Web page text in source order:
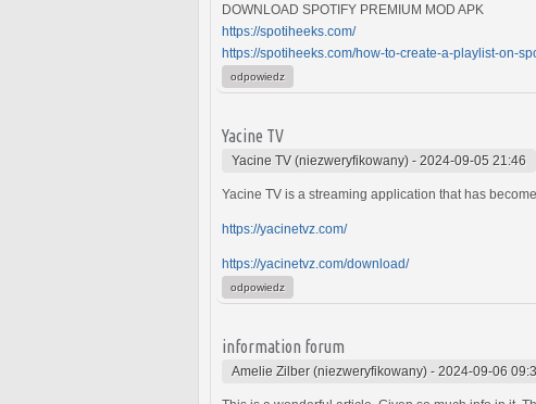
DOWNLOAD SPOTIFY PREMIUM MOD APK
https://spotiheeks.com/
https://spotiheeks.com/how-to-create-a-playlist-on-
odpowiedz
Yacine TV
Yacine TV (niezweryfikowany) - 2024-09-05 21:46
Yacine TV is a streaming application that has
https://yacinetvz.com/
https://yacinetvz.com/download/
odpowiedz
information forum
Amelie Zilber (niezweryfikowany) - 2024-09-06